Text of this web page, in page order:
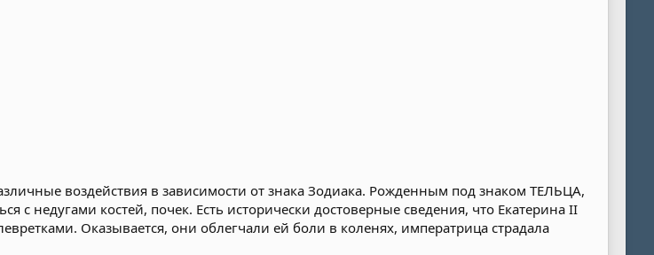
воздействия в зависимости от знака Зодиака. Рожденным под знаком ТЕЛЬЦА,
недугами костей, почек. Есть исторически достоверные сведения, что Екатерина II
Оказывается, они облегчали ей боли в коленях, императрица страдала